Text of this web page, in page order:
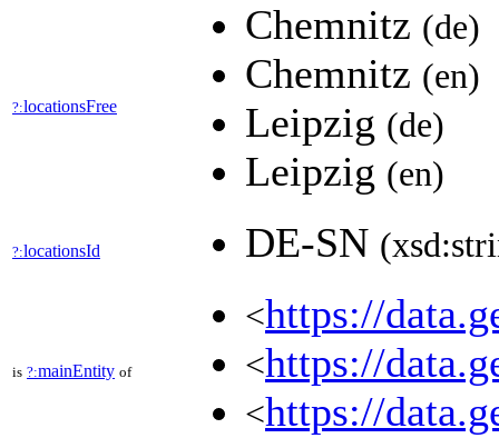
?:locationsFree
Chemnitz (de)
Chemnitz (en)
Leipzig (de)
Leipzig (en)
?:locationsId DE-SN
is ?:mainEntity of
<https://
<https://
<https://